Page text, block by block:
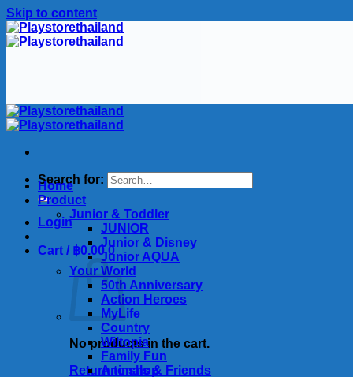
Skip to content
Search for:
Login
Cart / ฿0.00 0
No products in the cart.
Return to shop
Home
Product
Junior & Toddler
JUNIOR
Junior & Disney
Junior AQUA
Your World
50th Anniversary
Action Heroes
MyLife
Country
Wiltopia
Family Fun
Animals & Friends